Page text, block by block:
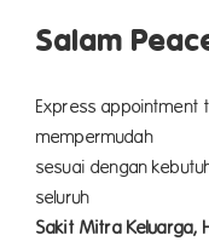
Salam
Express appointment
sesuai dengan
Sakit Mitra Keluarga,